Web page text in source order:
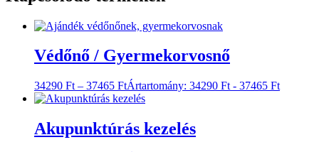
Védőnő / Gyermekorvosnő
34290 Ft – 37465 FtÁrtartomány: 34290 Ft - 37465 Ft
Akupunktúrás kezelés